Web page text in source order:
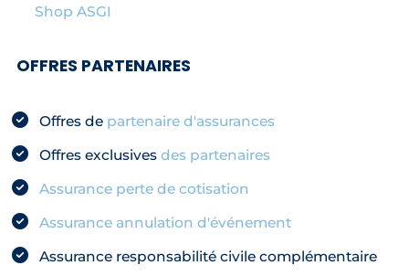
Shop ASGI
OFFRES PARTENAIRES
Offres de partenaire d'assurances
Offres exclusivesdes partenaires
Assurance perte de cotisation
Assurance annulation d'événement
Assurance responsabilité civile complémentaire